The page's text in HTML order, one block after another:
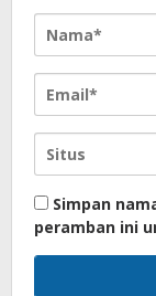
Simpan
peramban ini